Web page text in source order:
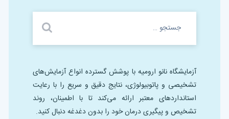
آزمایشگاه نانو ارومیه با پوشش گسترده انواع آزمایش‌های
تشخیصی و پاتوبیولوژی، نتایج دقیق و سریع را با رعایت
استانداردهای معتبر ارائه می‌کند تا با اطمینان، روند
تشخیص و پیگیری درمان خود را بدون دغدغه دنبال کنید.